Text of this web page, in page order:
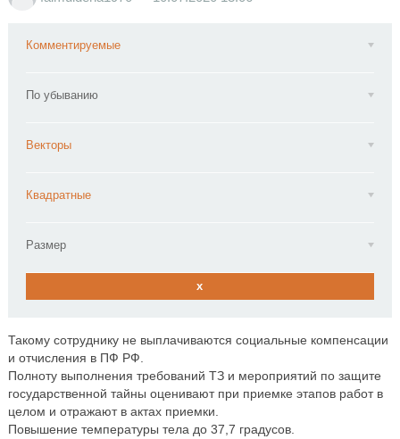
Комментируемые
По убыванию
Векторы
Квадратные
Размер
x
Такому сотруднику не выплачиваются социальные компенсации
и отчисления в ПФ РФ.
Полноту выполнения требований ТЗ и мероприятий по защите
государственной тайны оценивают при приемке этапов работ в
целом и отражают в актах приемки.
Повышение температуры тела до 37,7 градусов.